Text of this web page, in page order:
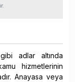
adlar altında
hizmetlerinin
Anayasa veya